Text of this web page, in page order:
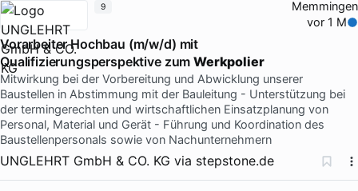
Memmingen
vor 1 M
Vorarbeiter Hochbau (m/w/d) mit
Qualifizierungsperspektive zumWerkpolier
Mitwirkung bei der Vorbereitung und Abwicklung unserer
Baustellen in Abstimmung mit der Bauleitung - Unterstützung bei
der termingerechten und wirtschaftlichen Einsatzplanung von
Personal, Material und Gerät - Führung und Koordination des
Baustellenpersonals sowie von Nachunternehmern
UNGLEHRT GmbH & CO. KG via stepstone.de
9